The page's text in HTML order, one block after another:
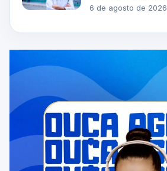
6 de agosto de 2026